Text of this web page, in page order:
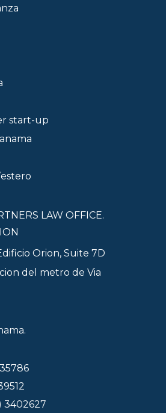
start-up
LAW OFFICE.
Orion, Suite 7D
del metro de Via
3402627